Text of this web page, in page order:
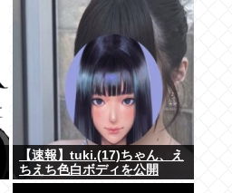
【速報】tuki.(17)ちゃん、え
ちえち色白ボディを公開
www